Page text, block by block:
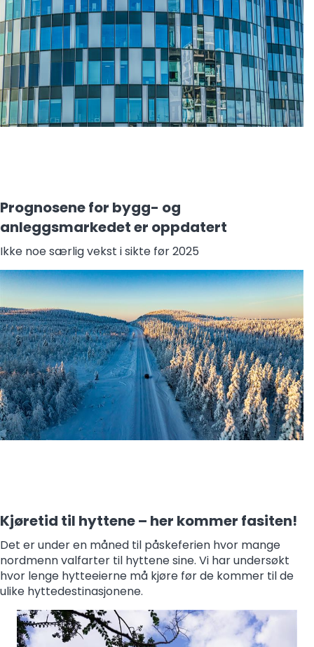
Medlemskap
Kurs og konferanser
Kompetanse
Forbruker
Om Norsk takst
Bli medlem
Logg inn
Kontakt oss
Kontaktinformasjon:
Prognosene for bygg- og
anleggsmarkedet er oppdatert
Ikke noe særlig vekst i sikte før 2025
Kjøretid til hyttene – her kommer fasiten!
Det er under en måned til påskeferien hvor mange
nordmenn valfarter til hyttene sine. Vi har undersøkt
hvor lenge hytteeierne må kjøre før de kommer til de
ulike hyttedestinasjonene.